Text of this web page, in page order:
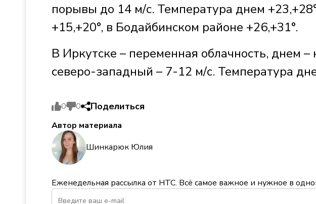
порывы до 14 м/с. Температура днем
+15,+20°, в Бодайбинском районе +26,+31°.
В Иркутске – переменная облачность, днем
северо-западный – 7-12 м/с. Температура
0 0 Поделиться
Автор материала
Шинкарюк Юлия
Еженедельная рассылка от НТС. Всё самое важное и нужное в